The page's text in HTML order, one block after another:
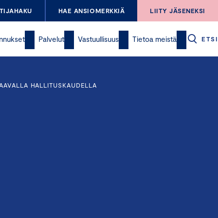
HAE ANSIOMERKKIÄ LIITY JÄSENEKSI
Palvelut Vastuullisuus Tietoa meistä ETSI
HALLITUSKAUDELLA